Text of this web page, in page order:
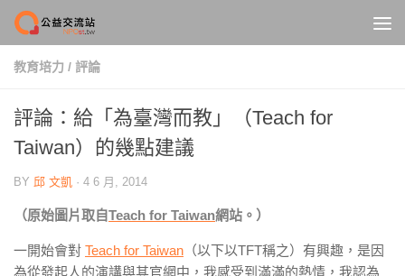
Skip to content
教育培力 / 評論
評論：給「為臺灣而教」（Teach for
Taiwan）的幾點建議
BY 邱 文凱 · 4 6 月, 2014
（原始圖片取自Teach for Taiwan網站。）
一開始會對 Teach for Taiwan （以下以TFT稱之）有興趣，是因
為從發起人的演講與其官網中，我感受到滿滿的熱情，我認為